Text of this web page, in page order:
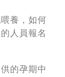
養，如何
人員報名
的孕期中